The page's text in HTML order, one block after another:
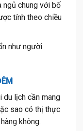
ngủ chung với bố
tính theo chiều
như người
lịch cần mang
sao có thị thực
không.